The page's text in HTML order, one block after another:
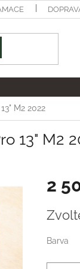
M2 2022
13" M2
2
cena:
Barva